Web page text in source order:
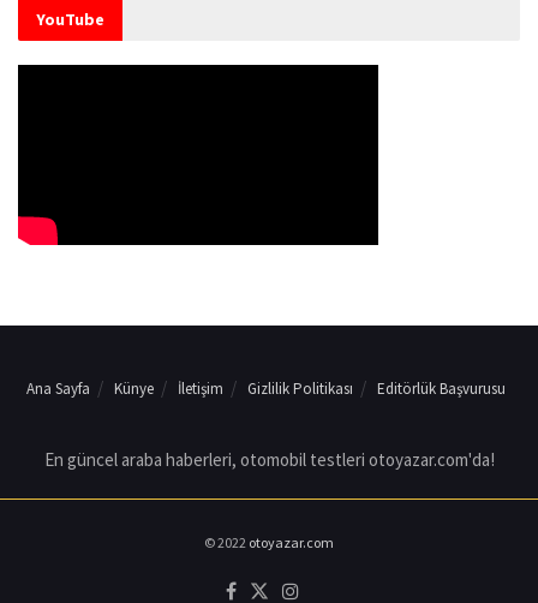
YouTube
Ana Sayfa Künye İletişim Gizlilik Politikası Editörlük Başvurusu
En güncel araba haberleri, otomobil testleri otoyazar.com'da!
© 2022 otoyazar.com